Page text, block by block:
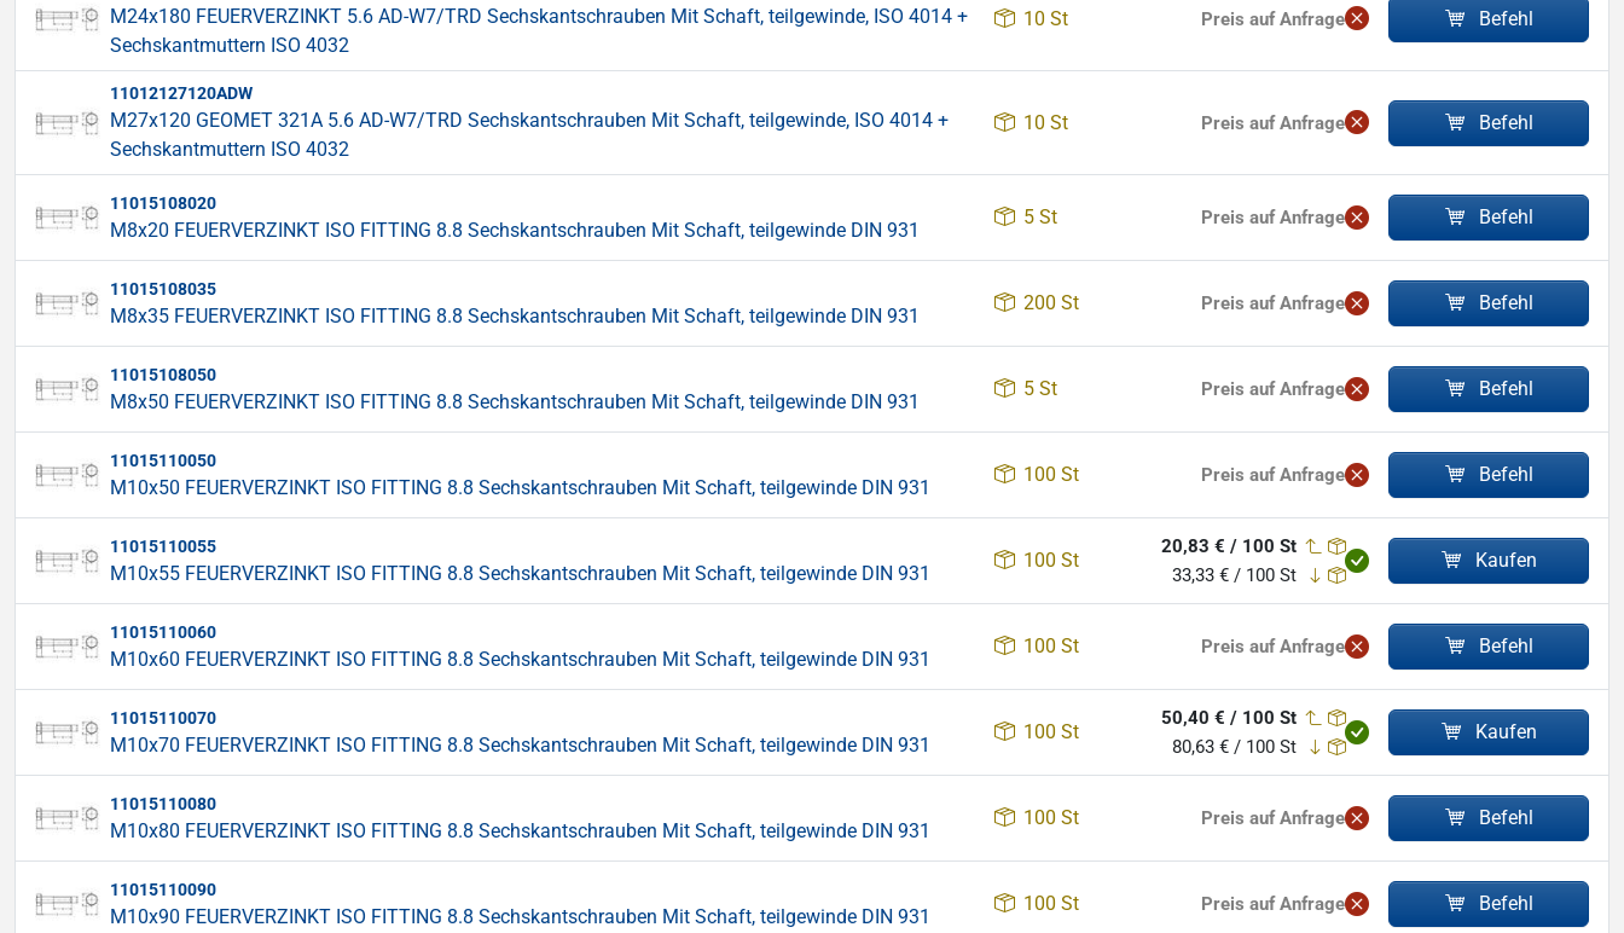
M24x180 FEUERVERZINKT 5.6 AD-W7/TRD Sechskantschrauben Mit Schaft, teilgewinde, ISO 4014 +
Sechskantmuttern ISO 4032
10 St Preis auf Anfrage Befehl
11012127120ADW
M27x120 GEOMET 321A 5.6 AD-W7/TRD Sechskantschrauben Mit Schaft, teilgewinde, ISO 4014 +
Sechskantmuttern ISO 4032
10 St Preis auf Anfrage Befehl
11015108020
M8x20 FEUERVERZINKT ISO FITTING 8.8 Sechskantschrauben Mit Schaft, teilgewinde DIN 931
5 St Preis auf Anfrage Befehl
11015108035
M8x35 FEUERVERZINKT ISO FITTING 8.8 Sechskantschrauben Mit Schaft, teilgewinde DIN 931
200 St Preis auf Anfrage Befehl
11015108050
M8x50 FEUERVERZINKT ISO FITTING 8.8 Sechskantschrauben Mit Schaft, teilgewinde DIN 931
5 St Preis auf Anfrage Befehl
11015110050
M10x50 FEUERVERZINKT ISO FITTING 8.8 Sechskantschrauben Mit Schaft, teilgewinde DIN 931
100 St Preis auf Anfrage Befehl
11015110055
M10x55 FEUERVERZINKT ISO FITTING 8.8 Sechskantschrauben Mit Schaft, teilgewinde DIN 931
100 St
20,83 € / 100 St
33,33 € / 100 St
Kaufen
11015110060
M10x60 FEUERVERZINKT ISO FITTING 8.8 Sechskantschrauben Mit Schaft, teilgewinde DIN 931
100 St Preis auf Anfrage Befehl
11015110070
M10x70 FEUERVERZINKT ISO FITTING 8.8 Sechskantschrauben Mit Schaft, teilgewinde DIN 931
100 St
50,40 € / 100 St
80,63 € / 100 St
Kaufen
11015110080
M10x80 FEUERVERZINKT ISO FITTING 8.8 Sechskantschrauben Mit Schaft, teilgewinde DIN 931
100 St Preis auf Anfrage Befehl
11015110090
M10x90 FEUERVERZINKT ISO FITTING 8.8 Sechskantschrauben Mit Schaft, teilgewinde DIN 931
100 St Preis auf Anfrage Befehl